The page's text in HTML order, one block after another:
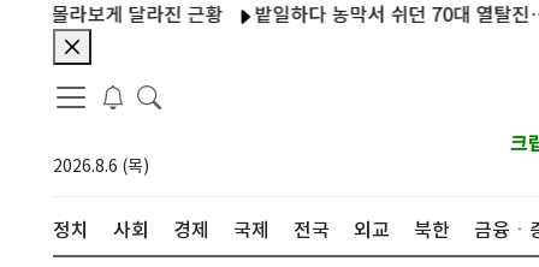
라보게 달라진 근황 밭일하다 농막서 쉬던 70대 열탈진…병원
2026.8.6 (목)
크
정치 사회 경제 국제 전국 외교 북한 금융ㆍ